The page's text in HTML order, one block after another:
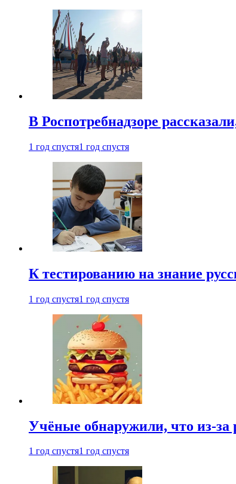
В Роспотребнадзоре
1 год спустя1 год спустя
К тестированию на знание
1 год спустя1 год спустя
Учёные обнаружили, что из-
1 год спустя1 год спустя